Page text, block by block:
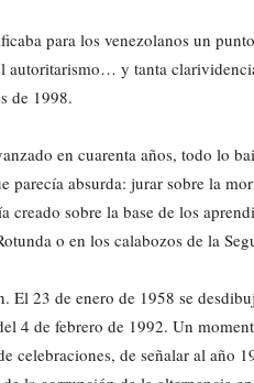
para los venezolanos un
autoritarismo… y tanta
de 1998.
en cuarenta años, todo lo
parecía absurda: jurar sobre la
creado sobre la base de los
o en los calabozos de la
El 23 de enero de 1958 se
4 de febrero de 1992. Un
celebraciones, de señalar al año